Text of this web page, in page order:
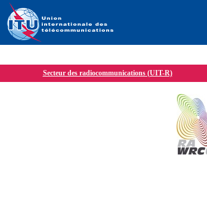
Secteur des radiocommunications (UIT-R)